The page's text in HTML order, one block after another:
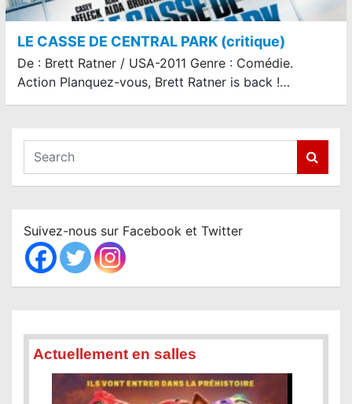
LE CASSE DE CENTRAL PARK (critique)
De : Brett Ratner / USA-2011 Genre : Comédie.
Action Planquez-vous, Brett Ratner is back !…
a
c
h
Suivez-nous sur Facebook et Twitter
Actuellement en salles